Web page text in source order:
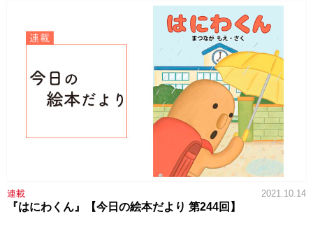
連載 2021.10.14
『はにわくん』【今日の絵本だより 第244回】